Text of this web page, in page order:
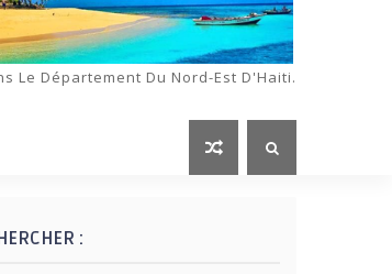
Le Département Du Nord-Est D'Haiti.
: